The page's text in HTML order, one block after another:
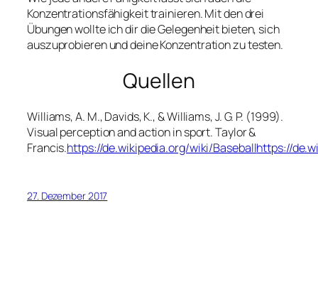
Konzentrationsfähigkeit trainieren. Mit den drei
Übungen wollte ich dir die Gelegenheit bieten, sich
auszuprobieren und deine Konzentration zu testen.
Quellen
Williams, A. M., Davids, K., & Williams, J. G. P. (1999).
Visual perception and action in sport. Taylor &
Francis.https://de.wikipedia.org/wiki/Baseballhttps://
27. Dezember 2017